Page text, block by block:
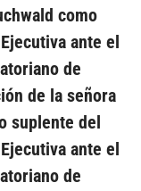
como
ante el
de
de la señora
suplente del
ante el
de